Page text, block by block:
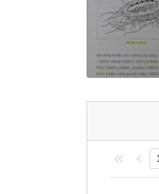
세계는 지금
한국은 반도
매우 중요
생명공학 전
현재 크리스